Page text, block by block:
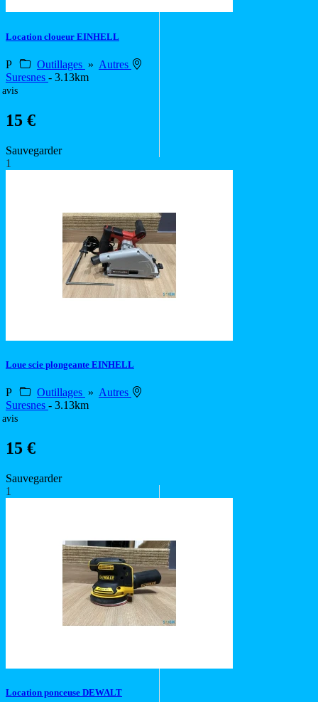
Location cloueur EINHELL
P Outillages » Autres
Suresnes - 3.13km
avis
15 €
Sauvegarder
1
Loue scie plongeante EINHELL
P Outillages » Autres
Suresnes - 3.13km
avis
15 €
Sauvegarder
1
Location ponceuse DEWALT